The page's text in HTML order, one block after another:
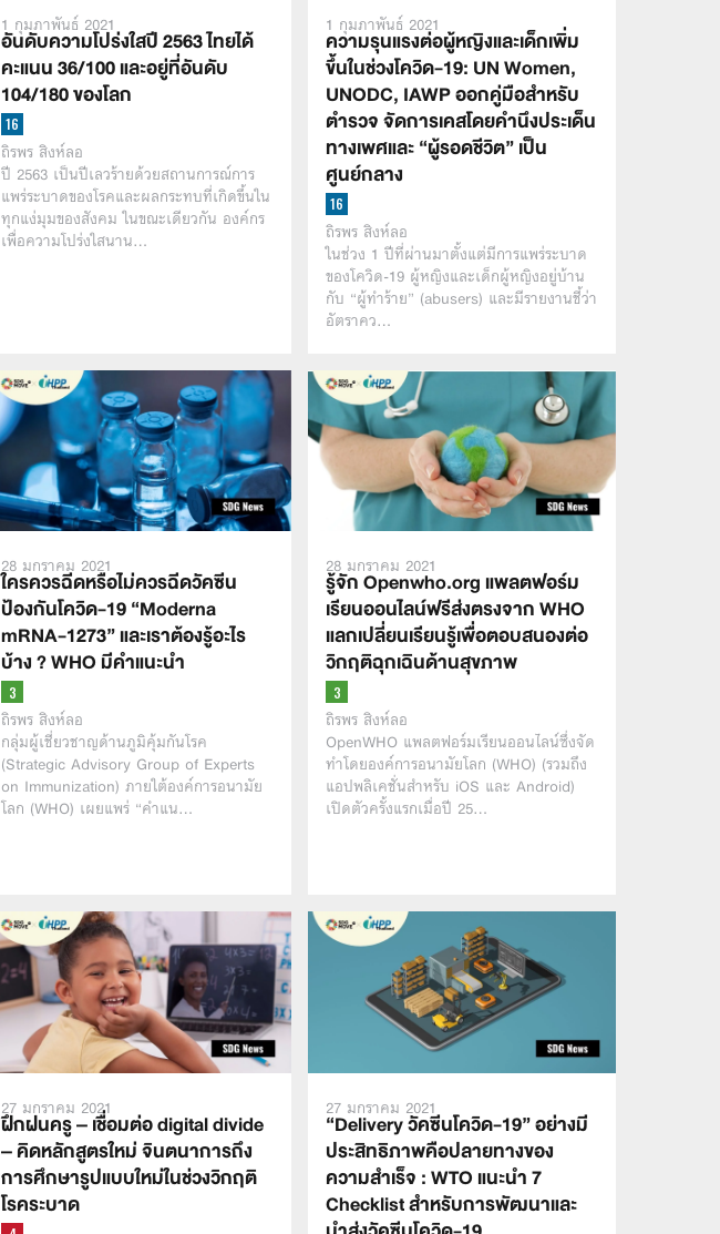
1 กุมภาพันธ์ 2021
อันดับความโปร่งใสปี 2563 ไทยได้
คะแนน 36/100 และอยู่ที่อันดับ
104/180 ของโลก
ถิรพร สิงห์ลอ
ปี 2563 เป็นปีเลวร้ายด้วยสถานการณ์การ
แพร่ระบาดของโรคและผลกระทบที่เกิดขึ้นใน
ทุกแง่มุมของสังคม ในขณะเดียวกัน องค์กร
เพื่อความโปร่งใสนาน…
1 กุมภาพันธ์ 2021
ความรุนแรงต่อผู้หญิงและเด็กเพิ่ม
ขึ้นในช่วงโควิด-19: UN Women,
UNODC, IAWP ออกคู่มือสำหรับ
ตำรวจ จัดการเคสโดยคำนึงประเด็น
ทางเพศและ “ผู้รอดชีวิต” เป็น
ศูนย์กลาง
ถิรพร สิงห์ลอ
ในช่วง 1 ปีที่ผ่านมาตั้งแต่มีการแพร่ระบาด
ของโควิด-19 ผู้หญิงและเด็กผู้หญิงอยู่บ้าน
กับ “ผู้ทำร้าย” (abusers) และมีรายงานชี้ว่า
อัตราคว…
28 มกราคม 2021
ใครควรฉีดหรือไม่ควรฉีดวัคซีน
ป้องกันโควิด-19 “Moderna
mRNA-1273” และเราต้องรู้อะไร
บ้าง ? WHO มีคำแนะนำ
ถิรพร สิงห์ลอ
กลุ่มผู้เชี่ยวชาญด้านภูมิคุ้มกันโรค
(Strategic Advisory Group of Experts
on Immunization) ภายใต้องค์การอนามัย
โลก (WHO) เผยแพร่ “คำแน…
28 มกราคม 2021
รู้จัก Openwho.org แพลตฟอร์ม
เรียนออนไลน์ฟรีส่งตรงจาก WHO
แลกเปลี่ยนเรียนรู้เพื่อตอบสนองต่อ
วิกฤติฉุกเฉินด้านสุขภาพ
ถิรพร สิงห์ลอ
OpenWHO แพลตฟอร์มเรียนออนไลน์ซึ่งจัด
ทำโดยองค์การอนามัยโลก (WHO) (รวมถึง
แอปพลิเคชั่นสำหรับ iOS และ Android)
เปิดตัวครั้งแรกเมื่อปี 25…
27 มกราคม 2021
ฝึกฝนครู – เชื่อมต่อ digital divide
– คิดหลักสูตรใหม่ จินตนาการถึง
การศึกษารูปแบบใหม่ในช่วงวิกฤติ
โรคระบาด
27 มกราคม 2021
“Delivery วัคซีนโควิด-19” อย่างมี
ประสิทธิภาพคือปลายทางของ
ความสำเร็จ : WTO แนะนำ 7
Checklist สำหรับการพัฒนาและ